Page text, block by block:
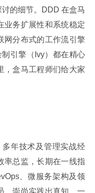
的细节。DDD 在盒马
业务扩展性和系统稳定
网分布式的工作流引擎
制引擎（Ivy）都在精心
，盒马工程师们给大家
多年技术及管理实战经
率总监，长期在一线指
、微服务架构及领
。崇尚实践出真知，一